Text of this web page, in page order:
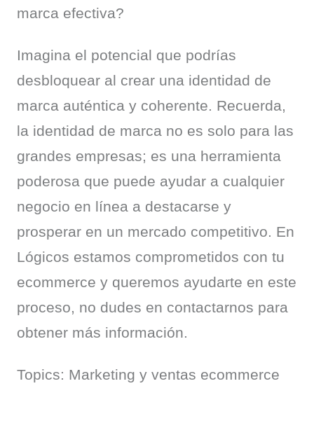
marca efectiva?
Imagina el potencial que podrías
desbloquear al crear una identidad de
marca auténtica y coherente. Recuerda,
la identidad de marca no es solo para las
grandes empresas; es una herramienta
poderosa que puede ayudar a cualquier
negocio en línea a destacarse y
prosperar en un mercado competitivo. En
Lógicos estamos comprometidos con tu
ecommerce y queremos ayudarte en este
proceso, no dudes en contactarnos para
obtener más información.
Topics: Marketing y ventas ecommerce